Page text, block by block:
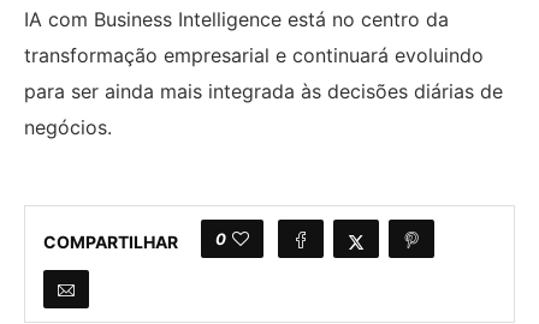
IA com Business Intelligence está no centro da
transformação empresarial e continuará evoluindo
para ser ainda mais integrada às decisões diárias de
negócios.
COMPARTILHAR 0